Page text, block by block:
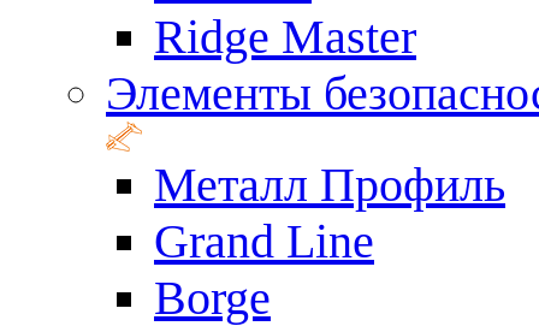
Ridge Master
Элементы
Металл Профиль
Grand Line
Borge